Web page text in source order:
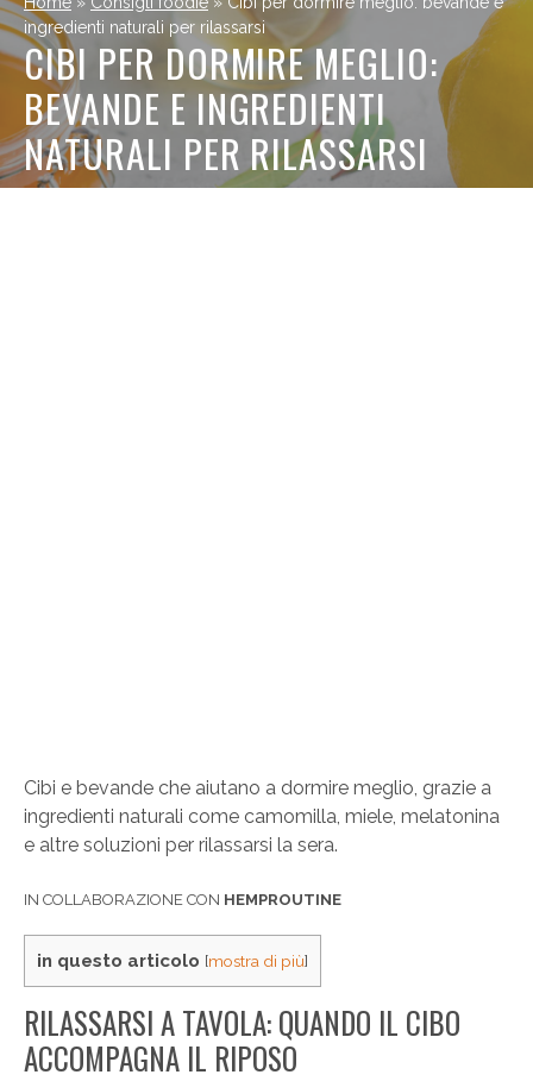
ingredienti naturali per rilassarsi
CIBI PER DORMIRE MEGLIO:
BEVANDE E INGREDIENTI
NATURALI PER RILASSARSI
Cibi e bevande che aiutano a dormire meglio, grazie a
ingredienti naturali come camomilla, miele, melatonina
e altre soluzioni per rilassarsi la sera.
IN COLLABORAZIONE CON HEMPROUTINE
in questo articolo [mostra di più]
RILASSARSI A TAVOLA: QUANDO IL CIBO
ACCOMPAGNA IL RIPOSO